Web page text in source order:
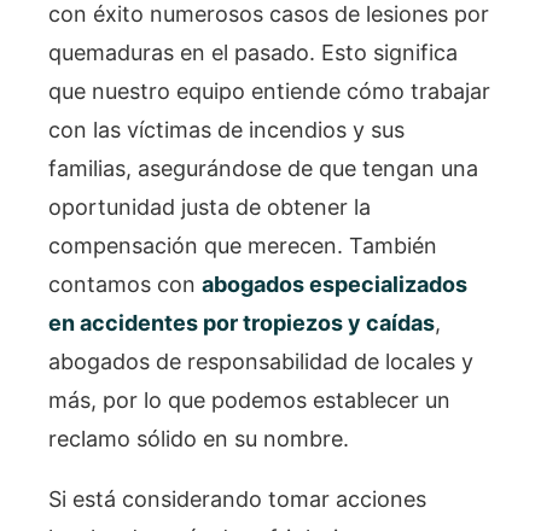
con éxito numerosos casos de lesiones por
quemaduras en el pasado. Esto significa
que nuestro equipo entiende cómo trabajar
con las víctimas de incendios y sus
familias, asegurándose de que tengan una
oportunidad justa de obtener la
compensación que merecen. También
contamos con abogados especializados
en accidentes por tropiezos y caídas,
abogados de responsabilidad de locales y
más, por lo que podemos establecer un
reclamo sólido en su nombre.
Si está considerando tomar acciones